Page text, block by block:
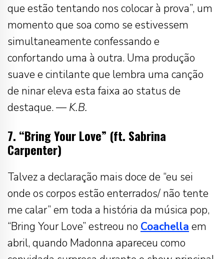
que estão tentando nos colocar à prova”, um
momento que soa como se estivessem
simultaneamente confessando e
confortando uma à outra. Uma produção
suave e cintilante que lembra uma canção
de ninar eleva esta faixa ao status de
destaque. — K.B.
7. “Bring Your Love” (ft. Sabrina
Carpenter)
Talvez a declaração mais doce de “eu sei
onde os corpos estão enterrados/ não tente
me calar” em toda a história da música pop,
“Bring Your Love” estreou no Coachella em
abril, quando Madonna apareceu como